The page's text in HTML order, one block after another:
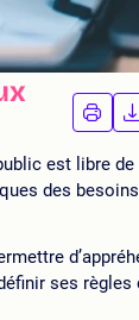
est libre
des
ses règles